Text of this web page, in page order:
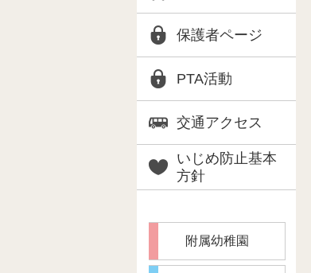
保護者ページ
PTA活動
交通アクセス
いじめ防止基本
方針
附属幼稚園